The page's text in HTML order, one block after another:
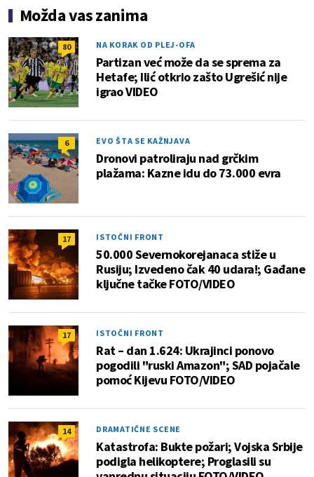
Možda vas zanima
80 NA KORAK OD PLEJ-OFA
Partizan već može da se sprema za
Hetafe; Ilić otkrio zašto Ugrešić nije
igrao VIDEO
6 EVO ŠTA SE KAŽNJAVA
Dronovi patroliraju nad grčkim
plažama: Kazne idu do 73.000 evra
17 ISTOČNI FRONT
50.000 Severnokorejanaca stiže u
Rusiju; Izvedeno čak 40 udara!; Gađane
ključne tačke FOTO/VIDEO
17 ISTOČNI FRONT
Rat – dan 1.624: Ukrajinci ponovo
pogodili "ruski Amazon"; SAD pojačale
pomoć Kijevu FOTO/VIDEO
14 DRAMATIČNE SCENE
Katastrofa: Bukte požari; Vojska Srbije
podigla helikoptere; Proglasili su